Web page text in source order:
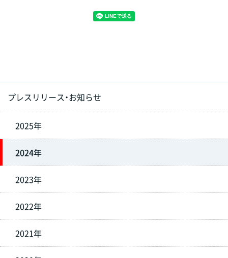
プレスリリース・お知らせ
2025年
2024年
2023年
2022年
2021年